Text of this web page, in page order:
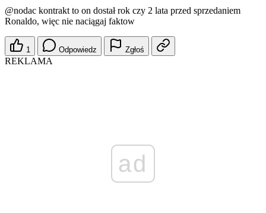
@nodac kontrakt to on dostał rok czy 2 lata przed sprzedaniem
Ronaldo, więc nie naciągaj faktow
1 Odpowiedz Zgłoś
REKLAMA
ad